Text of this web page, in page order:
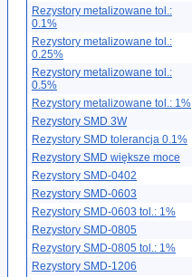
Rezystory metalizowane tol.:
0.1%
Rezystory metalizowane tol.:
0.25%
Rezystory metalizowane tol.:
0.5%
Rezystory metalizowane tol.: 1%
Rezystory SMD 3W
Rezystory SMD tolerancja 0.1%
Rezystory SMD większe moce
Rezystory SMD-0402
Rezystory SMD-0603
Rezystory SMD-0603 tol.: 1%
Rezystory SMD-0805
Rezystory SMD-0805 tol.: 1%
Rezystory SMD-1206